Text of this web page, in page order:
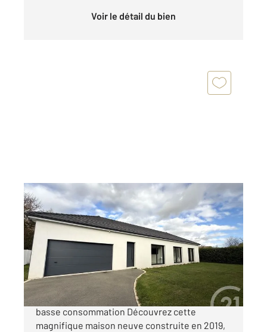
Voir le détail du bien
CHARTRES 28
123,50 m2, 5 pièces
Ref : 27162
Maison à vendre
379 900 €
Maison contemporaine de plain pied - DPE A -
basse consommation Découvrez cette
magnifique maison neuve construite en 2019,